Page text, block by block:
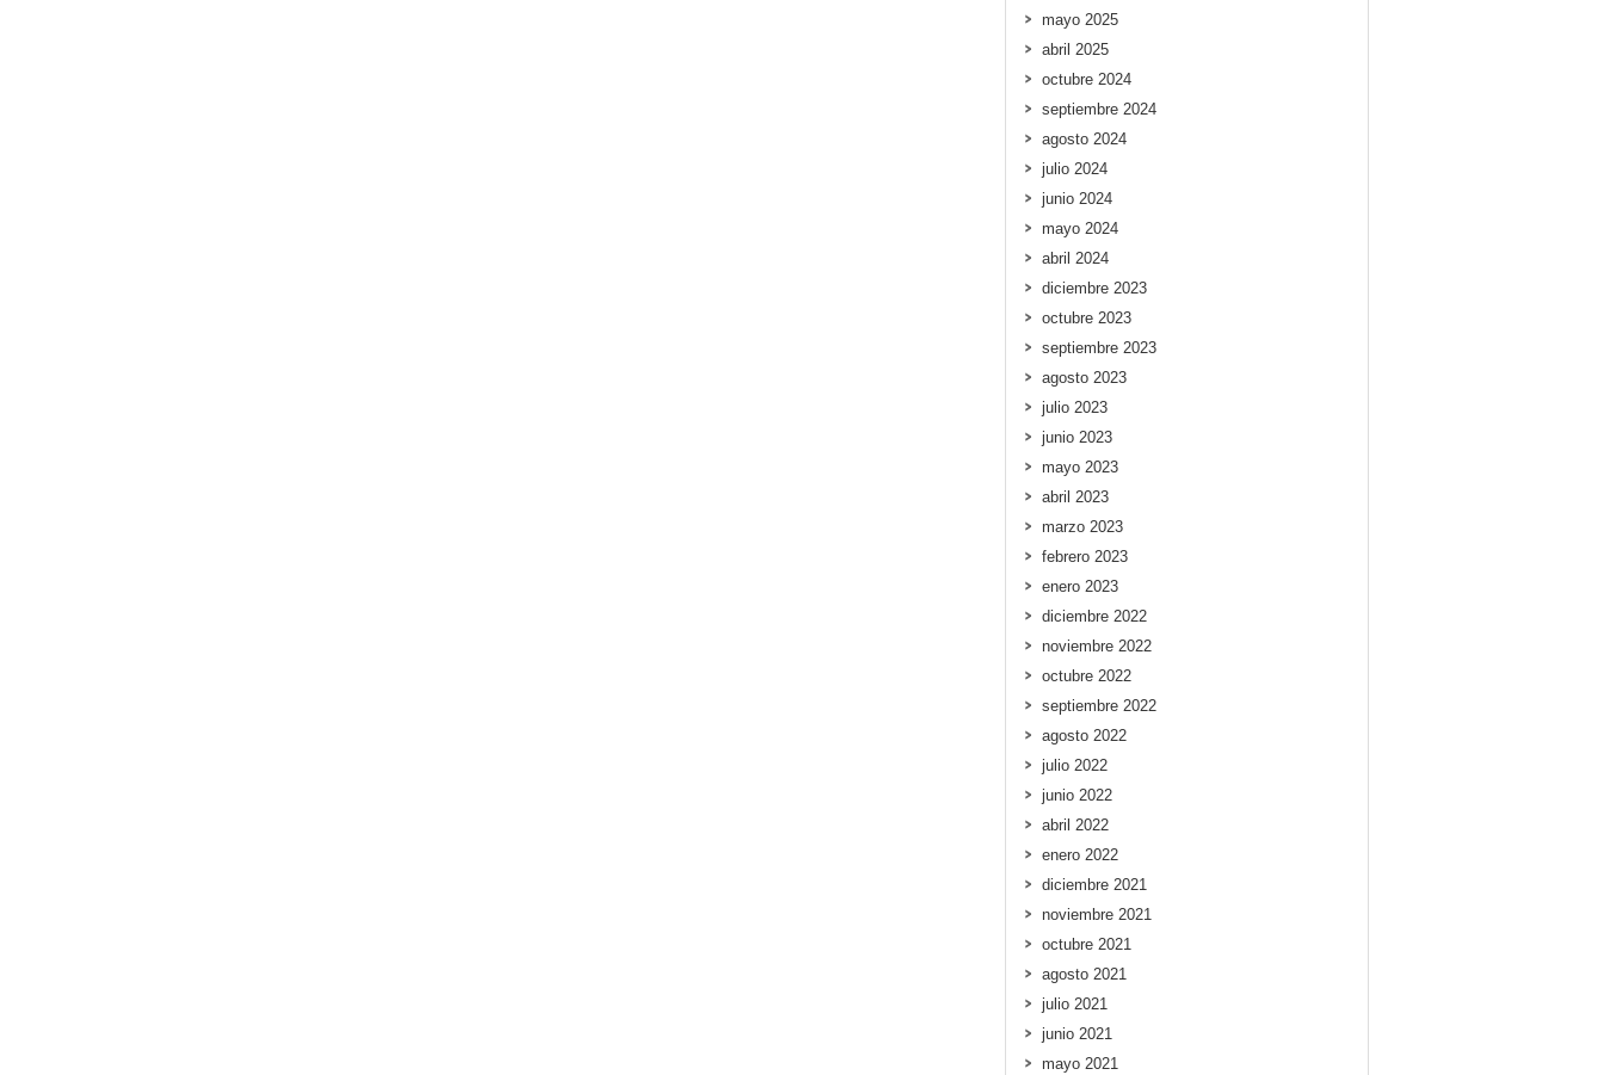
mayo 2025
abril 2025
octubre 2024
septiembre 2024
agosto 2024
julio 2024
junio 2024
mayo 2024
abril 2024
diciembre 2023
octubre 2023
septiembre 2023
agosto 2023
julio 2023
junio 2023
mayo 2023
abril 2023
marzo 2023
febrero 2023
enero 2023
diciembre 2022
noviembre 2022
octubre 2022
septiembre 2022
agosto 2022
julio 2022
junio 2022
abril 2022
enero 2022
diciembre 2021
noviembre 2021
octubre 2021
agosto 2021
julio 2021
junio 2021
mayo 2021